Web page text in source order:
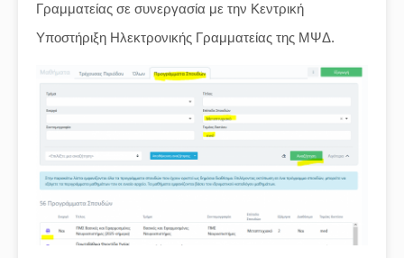
Γραμματείας σε συνεργασία με την Κεντρική
Υποστήριξη Ηλεκτρονικής Γραμματείας της ΜΨΔ.